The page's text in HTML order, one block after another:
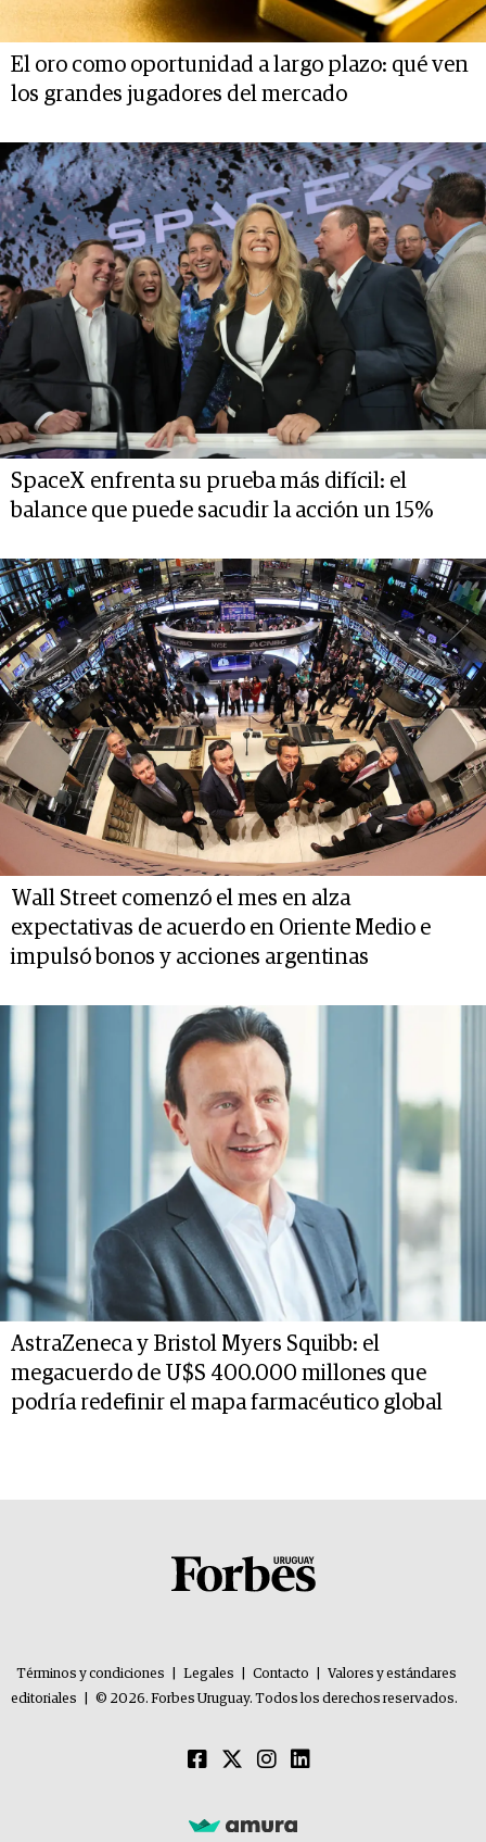
El oro como oportunidad a largo plazo: qué ven
los grandes jugadores del mercado
SpaceX enfrenta su prueba más difícil: el
balance que puede sacudir la acción un 15%
Wall Street comenzó el mes en alza
expectativas de acuerdo en Oriente Medio e
impulsó bonos y acciones argentinas
AstraZeneca y Bristol Myers Squibb: el
megacuerdo de U$S 400.000 millones que
podría redefinir el mapa farmacéutico global
Términos y condiciones Legales Contacto
Valores y estándares
editoriales
© 2026. Forbes Uruguay. Todos los derechos reservados.